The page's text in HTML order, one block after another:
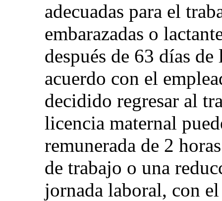
adecuadas para el
embarazadas o
después de 63 días
acuerdo con el
decidido regresar al
licencia maternal
remunerada de 2
de trabajo o una
jornada laboral, con